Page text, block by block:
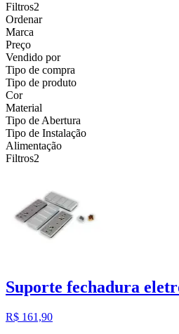
Filtros2
Ordenar
Marca
Preço
Vendido por
Tipo de compra
Tipo de produto
Cor
Material
Tipo de Abertura
Tipo de Instalação
Alimentação
Filtros2
Suporte fechadura
R$ 161,90